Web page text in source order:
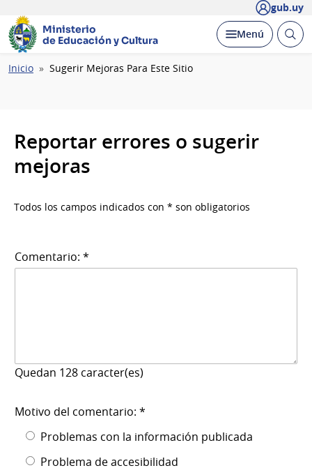
gub.uy
Ministerio
de Educación y Cultura
Desplegar
Menú Abrir
Ruta
Inicio Sugerir Mejoras Para Este Sitio
Reportar errores o sugerir
mejoras
Todos los campos indicados con * son obligatorios
Comentario: *
Quedan 128 caracter(es)
Motivo del comentario: *
Problemas con la información publicada
Problema de accesibilidad